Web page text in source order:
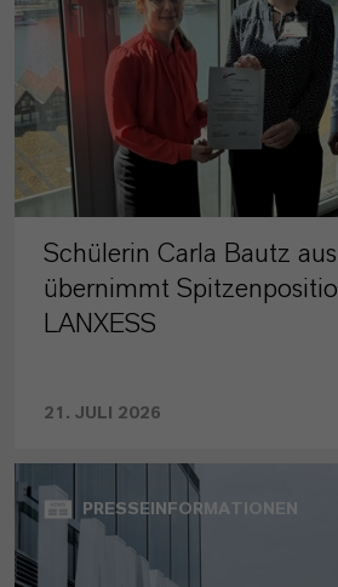
Schülerin Carla Bautz
übernimmt
LANXESS
21. JULI 2026
PRESSEINFORMATIONEN